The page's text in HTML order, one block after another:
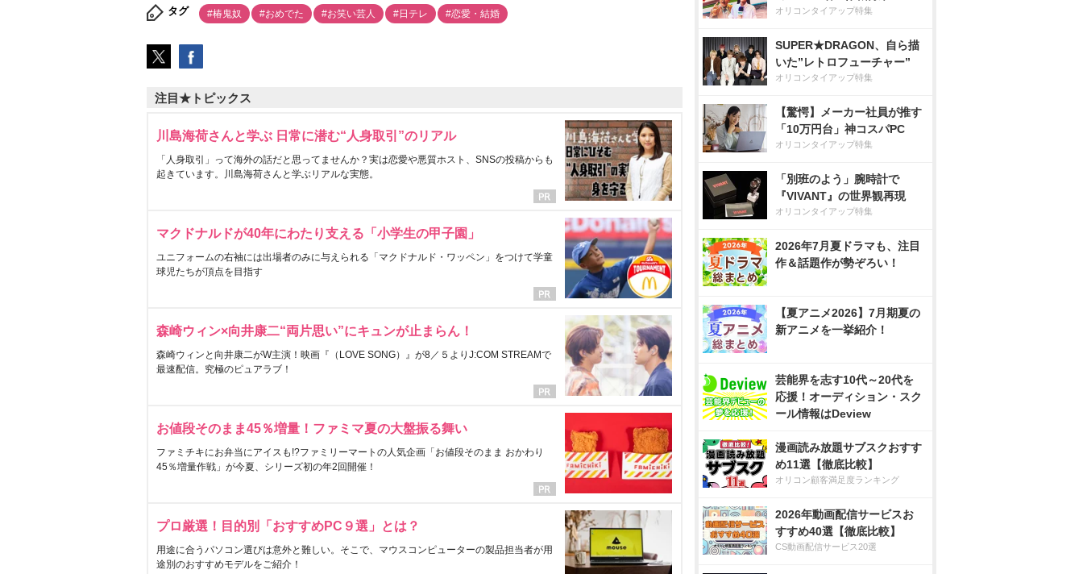
タグ #椿鬼奴 #おめでた #お笑い芸人 #日テレ #恋愛・結婚
注目★トピックス
川島海荷さんと学ぶ 日常に潜む“人身取引”のリアル
「人身取引」って海外の話だと思ってませんか？実は恋愛や悪質ホスト、SNSの投稿からも
起きています。川島海荷さんと学ぶリアルな実態。
マクドナルドが40年にわたり支える「小学生の甲子園」
ユニフォームの右袖には出場者のみに与えられる「マクドナルド・ワッペン」をつけて学童
球児たちが頂点を目指す
森崎ウィン×向井康二“両片思い”にキュンが止まらん！
森崎ウィンと向井康二がW主演！映画『（LOVE SONG）』が8／５よりJ:COM STREAMで
最速配信。究極のピュアラブ！
お値段そのまま45％増量！ファミマ夏の大盤振る舞い
ファミチキにお弁当にアイスも!?ファミリーマートの人気企画「お値段そのまま おかわり
45％増量作戦」が今夏、シリーズ初の年2回開催！
プロ厳選！目的別「おすすめPC９選」とは？
用途に合うパソコン選びは意外と難しい。そこで、マウスコンピューターの製品担当者が用
途別のおすすめモデルをご紹介！
オリコンタイアップ特集
SUPER★DRAGON、自ら描
いた”レトロフューチャー”
オリコンタイアップ特集
【驚愕】メーカー社員が推す
「10万円台」神コスパPC
オリコンタイアップ特集
「別班のよう」腕時計で
『VIVANT』の世界観再現
オリコンタイアップ特集
2026年7月夏ドラマも、注目
作＆話題作が勢ぞろい！
【夏アニメ2026】7月期夏の
新アニメを一挙紹介！
芸能界を志す10代～20代を
応援！オーディション・スク
ール情報はDeview
漫画読み放題サブスクおすす
め11選【徹底比較】
オリコン顧客満足度ランキング
2026年動画配信サービスお
すすめ40選【徹底比較】
CS動画配信サービス20選